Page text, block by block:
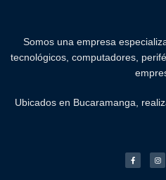
Somos una empresa
tecnológicos, computadores,
Ubicados en Bucaramanga,